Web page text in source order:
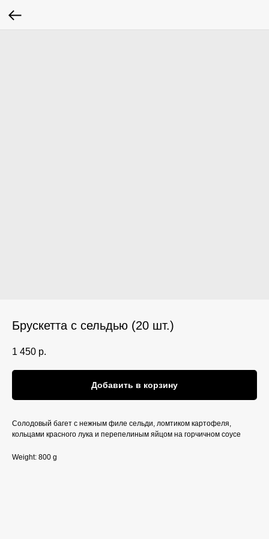
Брускетта с сельдью (20 шт.)
1 450 р.
Добавить в корзину
Солодовый багет с нежным филе сельди, ломтиком картофеля,
кольцами красного лука и перепелиным яйцом на горчичном соусе
Weight: 800 g